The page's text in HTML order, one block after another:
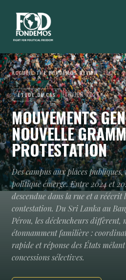
ACCUEIL›THE FONDEMOS REVIEW›ÉTUDES
ÉTUDE DE CAS JANVIER 2026
MOUVEMENTS
NOUVELLE
PROTESTATION
Des campus aux places
politique émerge. Entre 2024 et
descendue dans la rue et a réécrit
contestation. Du Sri Lanka au
Pérou, les déclencheurs diffèrent,
étonnamment familière :
rapide et réponse des États
concessions sélectives.